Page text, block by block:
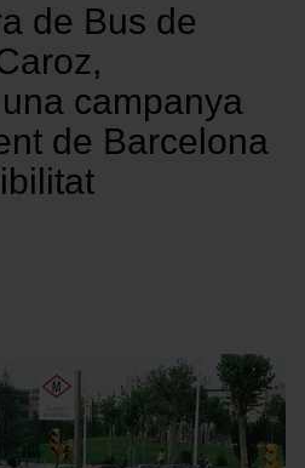
de Bus de
campanya
de Barcelona